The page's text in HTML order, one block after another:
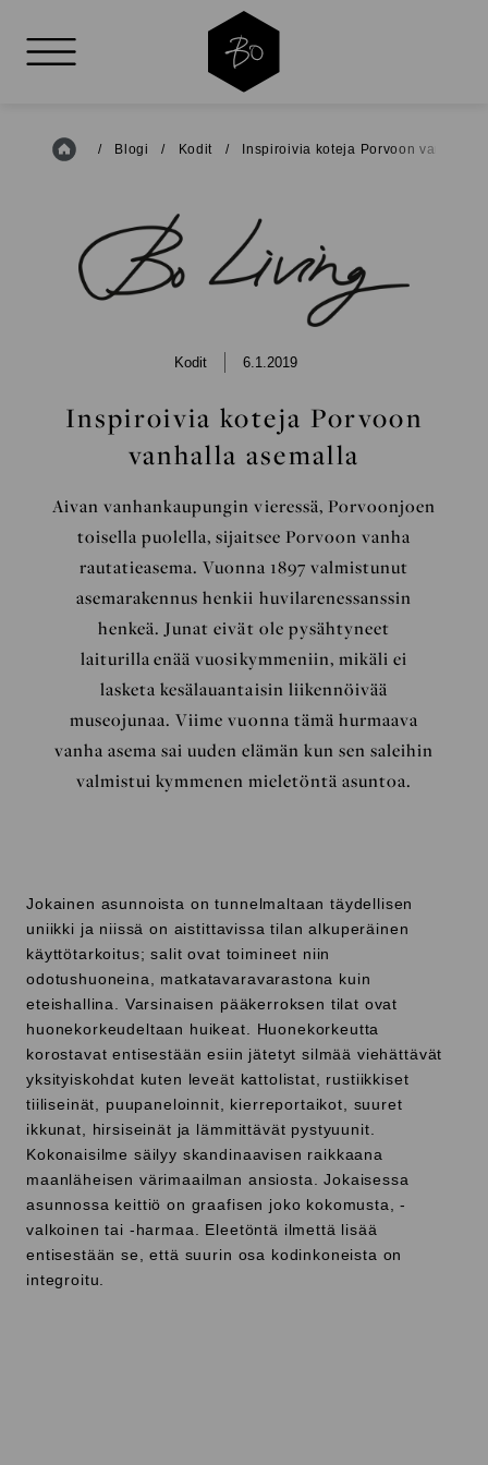
AVAA VALIKKO
Etusivu
/ Blogi / Kodit / Inspiroivia koteja Porvoon vanhalla
BO
LIVING
Kodit 6.1.2019
Inspiroivia koteja Porvoon
vanhalla asemalla
Aivan vanhankaupungin vieressä, Porvoonjoen
toisella puolella, sijaitsee Porvoon vanha
rautatieasema. Vuonna 1897 valmistunut
asemarakennus henkii huvilarenessanssin
henkeä. Junat eivät ole pysähtyneet
laiturilla enää vuosikymmeniin, mikäli ei
lasketa kesälauantaisin liikennöivää
museojunaa. Viime vuonna tämä hurmaava
vanha asema sai uuden elämän kun sen saleihin
valmistui kymmenen mieletöntä asuntoa.
Jokainen asunnoista on tunnelmaltaan täydellisen
uniikki ja niissä on aistittavissa tilan alkuperäinen
käyttötarkoitus; salit ovat toimineet niin
odotushuoneina, matkatavaravarastona kuin
eteishallina. Varsinaisen pääkerroksen tilat ovat
huonekorkeudeltaan huikeat. Huonekorkeutta
korostavat entisestään esiin jätetyt silmää viehättävät
yksityiskohdat kuten leveät kattolistat, rustiikkiset
tiiliseinät, puupaneloinnit, kierreportaikot, suuret
ikkunat, hirsiseinät ja lämmittävät pystyuunit.
Kokonaisilme säilyy skandinaavisen raikkaana
maanläheisen värimaailman ansiosta. Jokaisessa
asunnossa keittiö on graafisen joko kokomusta, -
valkoinen tai -harmaa. Eleetöntä ilmettä lisää
entisestään se, että suurin osa kodinkoneista on
integroitu.